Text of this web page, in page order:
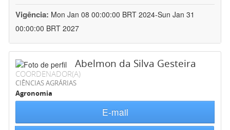
Vigência: Mon Jan 08 00:00:00 BRT 2024-Sun Jan 31
00:00:00 BRT 2027
Abelmon da Silva Gesteira
COORDENADOR(A)
CIÊNCIAS AGRÁRIAS
Agronomia
E-mail